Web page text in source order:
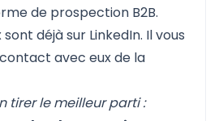
de prospection B2B.
déjà sur LinkedIn. Il vous
avec eux de la
tirer le meilleur parti :